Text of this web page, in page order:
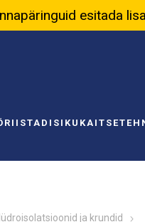
esitada
ISIKUKAITSE
ja krundid